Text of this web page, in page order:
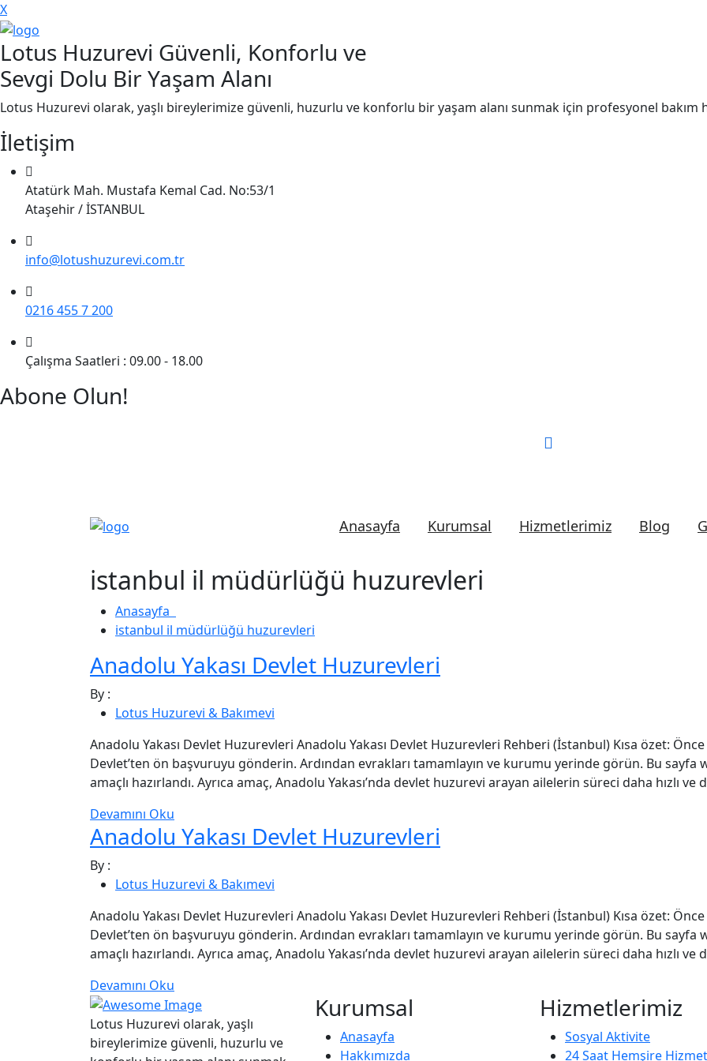
X
Lotus Huzurevi Güvenli, Konforlu ve
Sevgi Dolu Bir Yaşam Alanı
Lotus Huzurevi olarak, yaşlı bireylerimize güvenli, huzurlu ve konforlu bir yaşam alanı sunmak için profesyonel
İletişim
Atatürk Mah. Mustafa Kemal Cad. No:53/1
Ataşehir / İSTANBUL
info@lotushuzurevi.com.tr
0216 455 7 200
Çalışma Saatleri : 09.00 - 18.00
Abone Olun!
Anasayfa Kurumsal Hizmetlerimiz Blog
istanbul il müdürlüğü huzurevleri
Anasayfa
istanbul il müdürlüğü huzurevleri
Anadolu Yakası Devlet Huzurevleri
By :
Lotus Huzurevi & Bakımevi
Anadolu Yakası Devlet Huzurevleri Anadolu Yakası Devlet Huzurevleri Rehberi (İstanbul) Kısa özet:
Devlet’ten ön başvuruyu gönderin. Ardından evrakları tamamlayın ve kurumu yerinde görün. Bu
amaçlı hazırlandı. Ayrıca amaç, Anadolu Yakası’nda devlet huzurevi arayan ailelerin süreci daha hızlı
Devamını Oku
Anadolu Yakası Devlet Huzurevleri
By :
Lotus Huzurevi & Bakımevi
Anadolu Yakası Devlet Huzurevleri Anadolu Yakası Devlet Huzurevleri Rehberi (İstanbul) Kısa özet:
Devlet’ten ön başvuruyu gönderin. Ardından evrakları tamamlayın ve kurumu yerinde görün. Bu
amaçlı hazırlandı. Ayrıca amaç, Anadolu Yakası’nda devlet huzurevi arayan ailelerin süreci daha hızlı
Devamını Oku
Lotus Huzurevi olarak, yaşlı
bireylerimize güvenli, huzurlu ve
Kurumsal
Anasayfa
Hakkımızda
Hizmetlerimiz
Sosyal Aktivite
24 Saat Hemşire